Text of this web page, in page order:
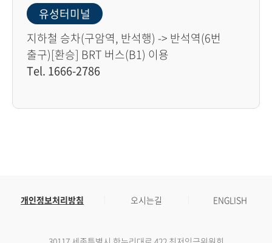
유성터미널
지하철 승차(구암역, 반석행) -> 반석역(6번
출구)[환승] BRT 버스(B1) 이용
Tel. 1666-2786
개인정보처리방침 오시는길 ENGLISH